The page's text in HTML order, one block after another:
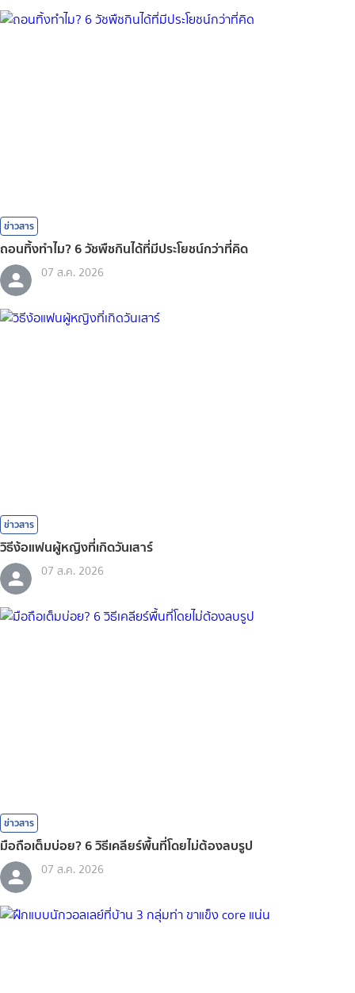
ข่าวสาร
ถอนทิ้งทำไม? 6 วัชพืชกินได้ที่มีประโยชน์กว่าที่คิด
07 ส.ค. 2026
ข่าวสาร
วิธีง้อแฟนผู้หญิงที่เกิดวันเสาร์
07 ส.ค. 2026
ข่าวสาร
มือถือเต็มบ่อย? 6 วิธีเคลียร์พื้นที่โดยไม่ต้องลบรูป
07 ส.ค. 2026